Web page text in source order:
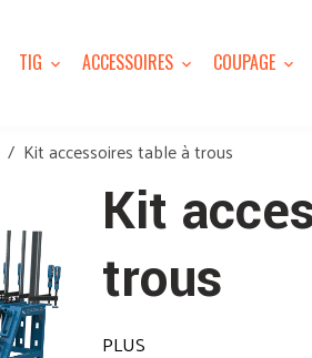
TIG ACCESSOIRES COUPAGE
Kit accessoires table à trous
Kit
trous
PLUS